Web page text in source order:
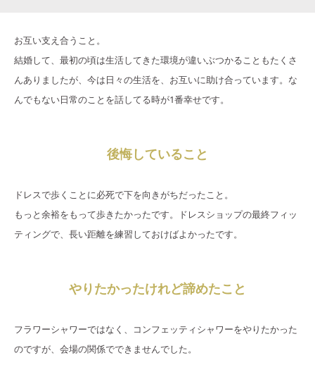
お互い支え合うこと。
結婚して、最初の頃は生活してきた環境が違いぶつかることもたくさ
んありましたが、今は日々の生活を、お互いに助け合っています。な
んでもない日常のことを話してる時が1番幸せです。
後悔していること
ドレスで歩くことに必死で下を向きがちだったこと。
もっと余裕をもって歩きたかったです。ドレスショップの最終フィッ
ティングで、長い距離を練習しておけばよかったです。
やりたかったけれど諦めたこと
フラワーシャワーではなく、コンフェッティシャワーをやりたかった
のですが、会場の関係でできませんでした。